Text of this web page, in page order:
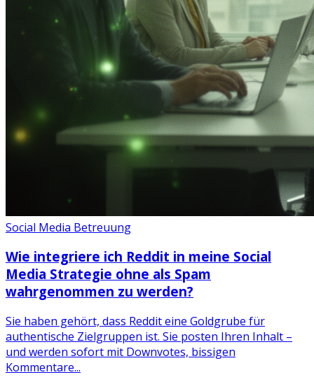
Social Media Betreuung
Wie integriere ich Reddit in meine Social
Media Strategie ohne als Spam
wahrgenommen zu werden?
Sie haben gehört, dass Reddit eine Goldgrube für
authentische Zielgruppen ist. Sie posten Ihren Inhalt –
und werden sofort mit Downvotes, bissigen
Kommentare...